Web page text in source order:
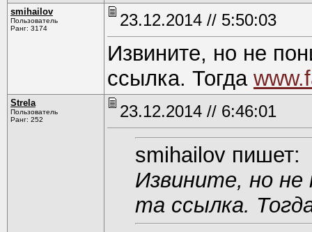
smihаilоv
Пользователь
Ранг: 3174
23.12.2014 // 5:50:03
Извините, но не
ссылка. Тогда
Strela
Пользователь
Ранг: 252
23.12.2014 // 6:46:01
smihаilоv пишет:
Извините, но не
та ссылка.